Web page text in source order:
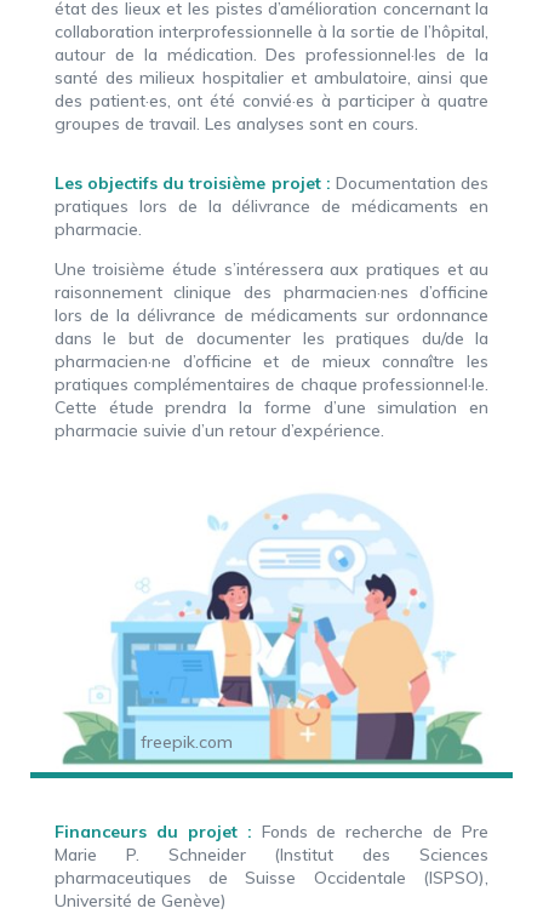
état des lieux et les pistes d’amélioration concernant la
collaboration interprofessionnelle à la sortie de l’hôpital,
autour de la médication. Des professionnel·les de la
santé des milieux hospitalier et ambulatoire, ainsi que
des patient·es, ont été convié·es à participer à quatre
groupes de travail. Les analyses sont en cours.
Les objectifs du troisième projet : Documentation des
pratiques lors de la délivrance de médicaments en
pharmacie.
Une troisième étude s’intéressera aux pratiques et au
raisonnement clinique des pharmacien·nes d’officine
lors de la délivrance de médicaments sur ordonnance
dans le but de documenter les pratiques du/de la
pharmacien·ne d’officine et de mieux connaître les
pratiques complémentaires de chaque professionnel·le.
Cette étude prendra la forme d’une simulation en
pharmacie suivie d’un retour d’expérience.
freepik.com
Financeurs du projet : Fonds de recherche de Pre
Marie P. Schneider (Institut des Sciences
pharmaceutiques de Suisse Occidentale (ISPSO),
Université de Genève)